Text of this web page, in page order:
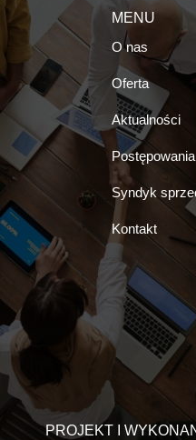
MENU
O nas
Oferta
Aktualności
Postępowania
Syndyk
Kontakt
PROJEKT I